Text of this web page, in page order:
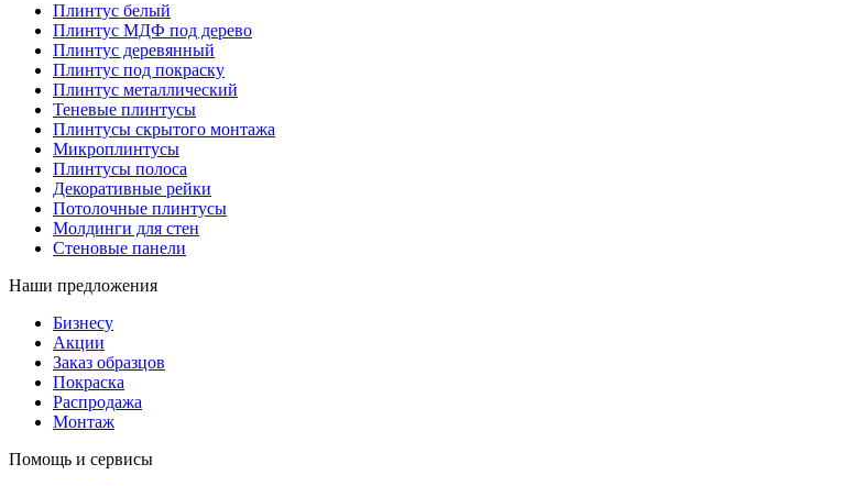
Плинтус белый
Плинтус МДФ под дерево
Плинтус деревянный
Плинтус под покраску
Плинтус металлический
Теневые плинтусы
Плинтусы скрытого монтажа
Микроплинтусы
Плинтусы полоса
Декоративные рейки
Потолочные плинтусы
Молдинги для стен
Стеновые панели
Наши предложения
Бизнесу
Акции
Заказ образцов
Покраска
Распродажа
Монтаж
Помощь и сервисы